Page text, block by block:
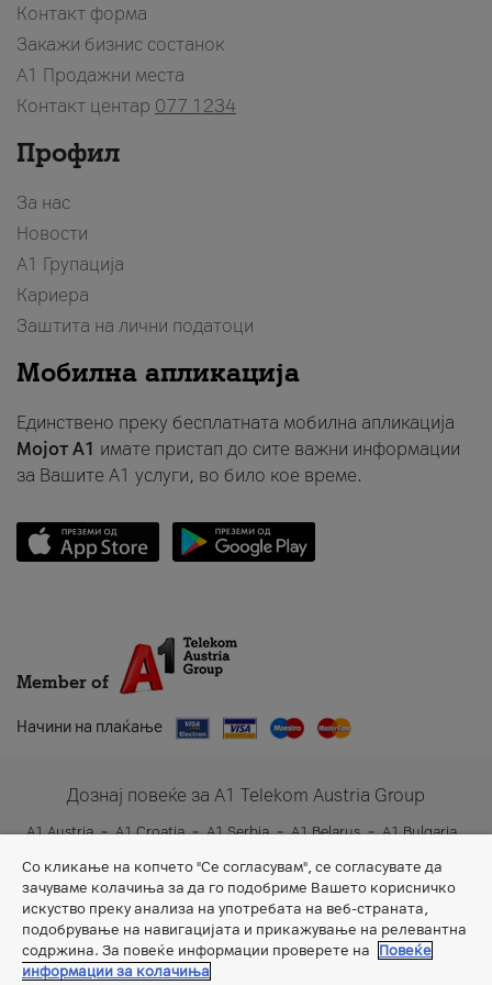
Контакт форма
Закажи бизнис состанок
A1 Продажни места
Контакт центар 077 1234
Профил
За нас
Новости
А1 Групација
Кариера
Заштита на лични податоци
Мобилна апликација
Единствено преку бесплатната мобилна апликација
Мојот A1 имате пристап до сите важни информации
за Вашите A1 услуги, во било кое време.
Member of
Начини на плаќање
Дознај повеќе за A1 Telekom Austria Group
A1 Austria A1 Croatia A1 Serbia A1 Belarus
A1 Bulgaria
A1 Slovenia
A1 Digital
Со кликање на копчето "Се согласувам", се согласувате да
зачуваме колачиња за да го подобриме Вашето корисничко
искуство преку анализа на употребата на веб-страната,
подобрување на навигацијата и прикажување на релевантна
содржина. За повеќе информации проверете на
Повеќе
информации за колачиња